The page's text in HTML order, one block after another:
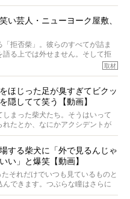
、効果・効能を示すものではありません
回はハワイの柴犬たちを取材して
い芸人・ニューヨーク屋敷、
拒否柴」。彼らのすべてが詰ま
語る上では外せません。そして拒
るのは、“映える”ことも理由のひと
笑いコンビ「ニューヨーク」の
を掘っていただきました！ イン
ださい。
取材
ほじった足が臭すぎてビクッ
隠してて笑う【動画】
まった柴犬たち。そうはいって
れたとか、なにかアクシデントが
が原因ではありません。全ての
する柴犬に「外で見るんじゃ
い」と爆笑【動画】
それだけでいつも見ているものと
できます。つぶらな瞳はさらに
お顔はさらにモフモフに見えま